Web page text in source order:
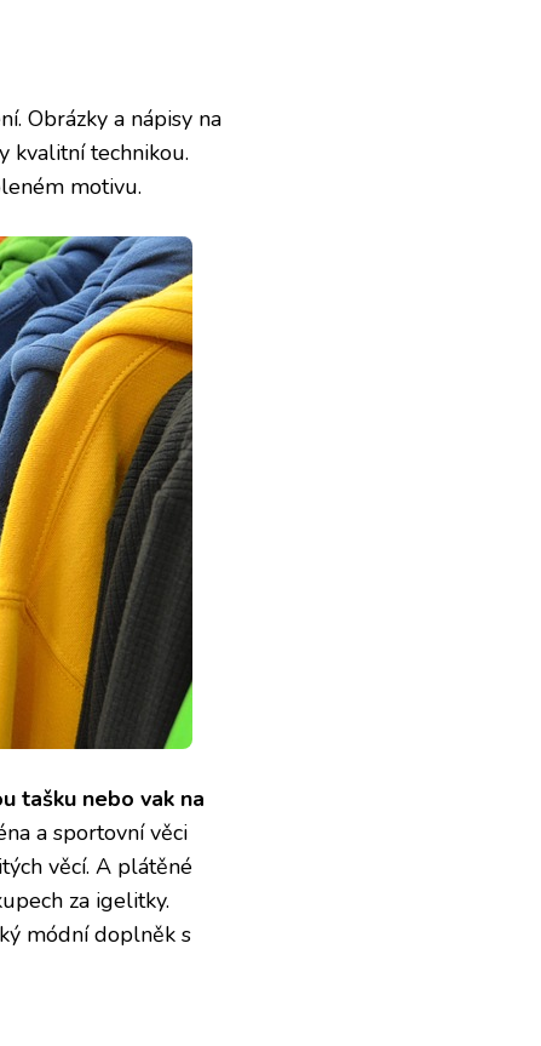
Obrázky a nápisy na
kvalitní technikou.
motivu.
tašku nebo vak na
a sportovní věci
věcí. A plátěné
za igelitky.
módní doplněk s